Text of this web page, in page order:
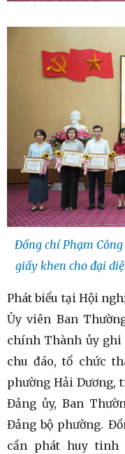
Đồng chí Phạm
giấy khen cho đại
Phát biểu tại Hội
Ủy viên Ban
chính Thành ủy ghi
chu đáo, tổ chức
phường Hải Dương,
Đảng ủy, Ban
Đảng bộ phường.
cần phát huy tinh